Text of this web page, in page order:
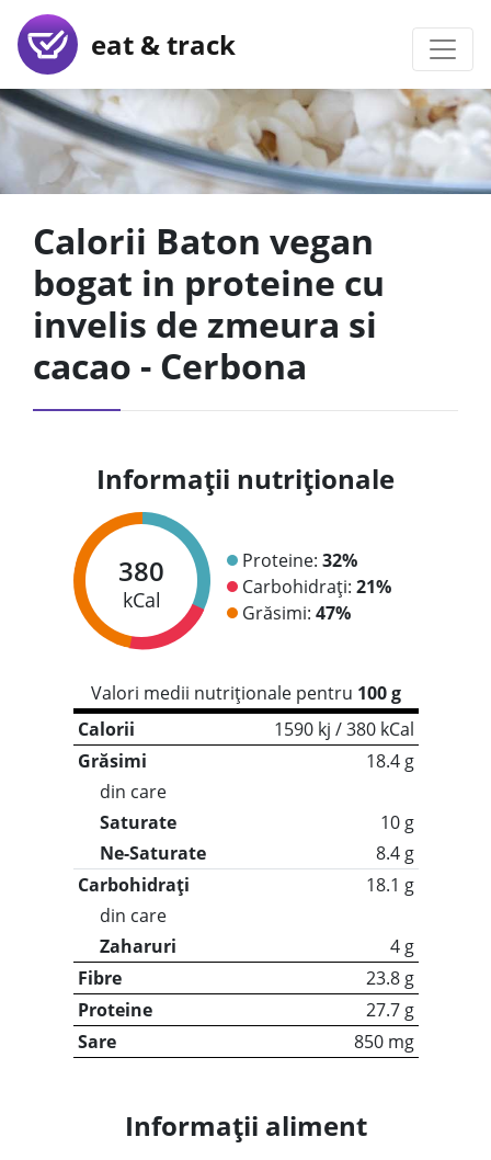
eat & track
Calorii Baton vegan
bogat in proteine cu
invelis de zmeura si
cacao - Cerbona
Informații nutriționale
380
kCal
Proteine: 32%
Carbohidrați: 21%
Grăsimi: 47%
Valori medii nutriționale pentru 100 g
Calorii
1590 kj / 380 kCal
Grăsimi
18.4 g
din care
Saturate
10 g
Ne-Saturate
8.4 g
Carbohidrați
18.1 g
din care
Zaharuri
4 g
Fibre
23.8 g
Proteine
27.7 g
Sare
850 mg
Informații aliment